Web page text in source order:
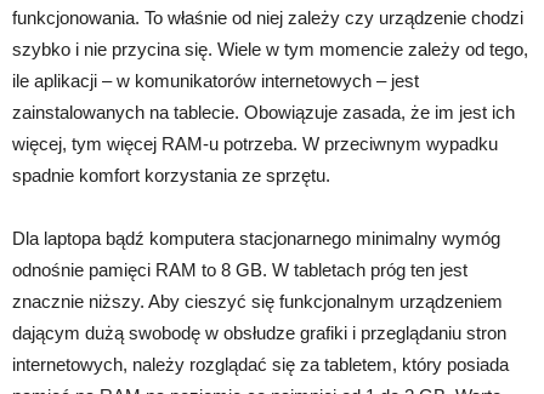
funkcjonowania. To właśnie od niej zależy czy urządzenie chodzi
szybko i nie przycina się. Wiele w tym momencie zależy od tego,
ile aplikacji – w komunikatorów internetowych – jest
zainstalowanych na tablecie. Obowiązuje zasada, że im jest ich
więcej, tym więcej RAM-u potrzeba. W przeciwnym wypadku
spadnie komfort korzystania ze sprzętu.
Dla laptopa bądź komputera stacjonarnego minimalny wymóg
odnośnie pamięci RAM to 8 GB. W tabletach próg ten jest
znacznie niższy. Aby cieszyć się funkcjonalnym urządzeniem
dającym dużą swobodę w obsłudze grafiki i przeglądaniu stron
internetowych, należy rozglądać się za tabletem, który posiada